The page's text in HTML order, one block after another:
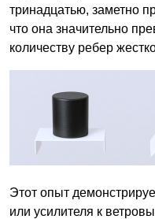
тринадцатью, заметно
что она значительно
количеству ребер
Этот опыт
или усилителя к